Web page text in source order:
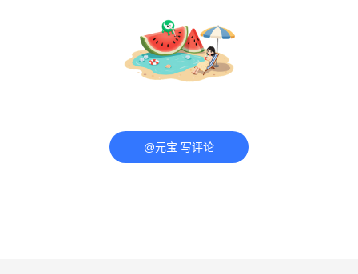
@元宝 写评论